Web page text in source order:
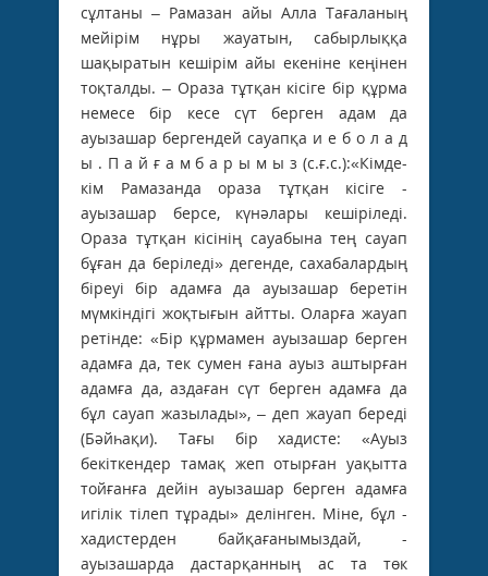
сұлтаны – Рамазан айы Алла Тағаланың
мейірім нұры жауатын, сабырлыққа
шақыратын кешірім айы екеніне кеңінен
тоқталды. – Ораза тұтқан кісіге бір құрма
немесе бір кесе сүт берген адам да
ауызашар бергендей сауапқа и е б о л а д
ы . П а й ғ а м б а р ы м ы з (с.ғ.с.):«Кімде-
кім Рамазанда ораза тұтқан кісіге ­
ауызашар берсе, күнәлары кешіріледі.
Ораза тұтқан кісінің сауабына тең сауап
бұған да беріледі» дегенде, сахабалардың
біреуі бір адамға да ­ауызашар беретін
мүмкіндігі жоқтығын айтты. Оларға жауап
ретінде: «Бір құрмамен ауызашар берген
адамға да, тек сумен ғана ауыз аштырған
адамға да, аздаған сүт берген адамға да
бұл сауап жазылады», – деп жауап береді
(Бәйһақи). Тағы бір хадисте: «Ауыз
бекіткендер тамақ жеп отырған уақытта
тойғанға дейін ауызашар берген адамға
игілік тілеп тұрады» делінген. Міне, бұл ­
хадистерден байқағанымыздай, ­
ауызашарда дастарқанның ас та төк